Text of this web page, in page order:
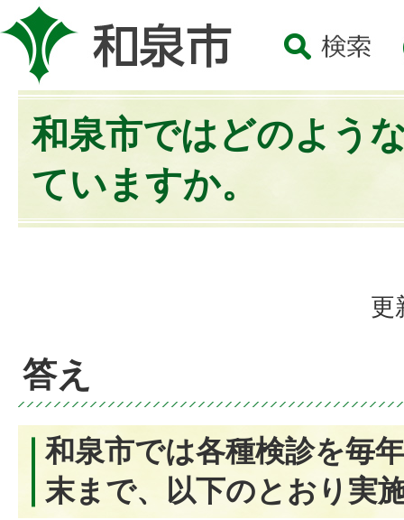
和泉市ではどのよう
ていますか。
更
答え
和泉市では各種検診を毎
末まで、以下のとおり実